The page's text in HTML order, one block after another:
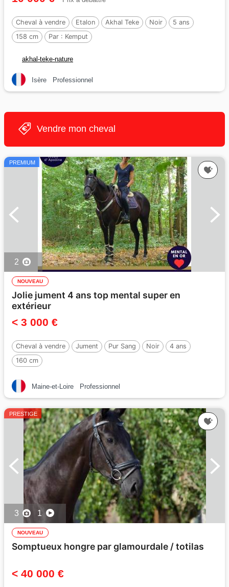
Cheval à vendre Etalon Akhal Teke Noir
5 ans
158 cm
Par : Kemput
akhal-teke-nature
Isère Professionnel
Vendre mon cheval
PREMIUM
2
NOUVEAU
Jolie jument 4 ans top mental super en
extérieur
< 3 000 €
Cheval à vendre Jument Pur Sang Noir
4 ans
160 cm
Maine-et-Loire Professionnel
PRESTIGE
3 1
NOUVEAU
Somptueux hongre par glamourdale / totilas
< 40 000 €